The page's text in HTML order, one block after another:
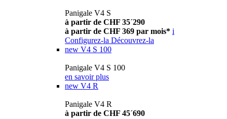
Panigale V4 S
à partir de CHF 35´290
à partir de CHF 369 par mois* i
Configurez-la Découvrez-la
new V4 S 100
Panigale V4 S 100
en savoir plus
new V4 R
Panigale V4 R
à partir de CHF 45´690